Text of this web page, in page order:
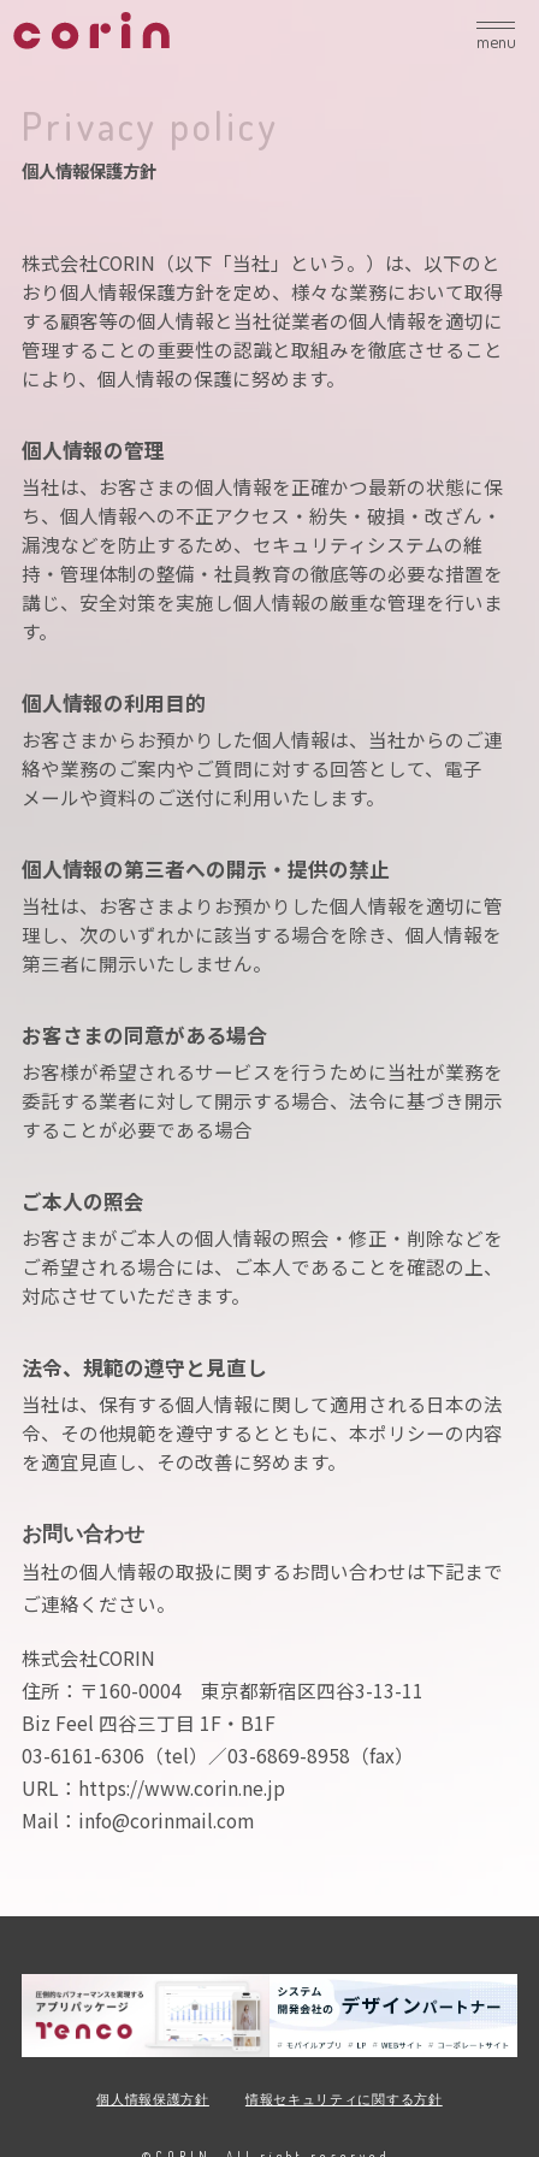
menu
個人情報保護方針
株式会社CORIN（以下「当社」という。）は、以下のと
おり個人情報保護方針を定め、様々な業務において取得
する顧客等の個人情報と当社従業者の個人情報を適切に
管理することの重要性の認識と取組みを徹底させること
により、個人情報の保護に努めます。
個人情報の管理
当社は、お客さまの個人情報を正確かつ最新の状態に保
ち、個人情報への不正アクセス・紛失・破損・改ざん・
漏洩などを防止するため、セキュリティシステムの維
持・管理体制の整備・社員教育の徹底等の必要な措置を
講じ、安全対策を実施し個人情報の厳重な管理を行いま
す。
個人情報の利用目的
お客さまからお預かりした個人情報は、当社からのご連
絡や業務のご案内やご質問に対する回答として、電子
メールや資料のご送付に利用いたします。
個人情報の第三者への開示・提供の禁止
当社は、お客さまよりお預かりした個人情報を適切に管
理し、次のいずれかに該当する場合を除き、個人情報を
第三者に開示いたしません。
お客さまの同意がある場合
お客様が希望されるサービスを行うために当社が業務を
委託する業者に対して開示する場合、法令に基づき開示
することが必要である場合
ご本人の照会
お客さまがご本人の個人情報の照会・修正・削除などを
ご希望される場合には、ご本人であることを確認の上、
対応させていただきます。
法令、規範の遵守と見直し
当社は、保有する個人情報に関して適用される日本の法
令、その他規範を遵守するとともに、本ポリシーの内容
を適宜見直し、その改善に努めます。
お問い合わせ
当社の個人情報の取扱に関するお問い合わせは下記まで
ご連絡ください。
株式会社CORIN
住所：〒160-0004 東京都新宿区四谷3-13-11
Biz Feel 四谷三丁目 1F・B1F
03-6161-6306（tel）／03-6869-8958（fax）
URL：https://www.corin.ne.jp
Mail：info@corinmail.com
個人情報保護方針 情報セキュリティに関する方針